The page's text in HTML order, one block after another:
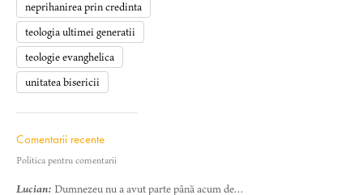
neprihanirea prin credinta
teologia ultimei generatii
teologie evanghelica
unitatea bisericii
Comentarii recente
Politica pentru comentarii
Lucian: Dumnezeu nu a avut parte până acum de…